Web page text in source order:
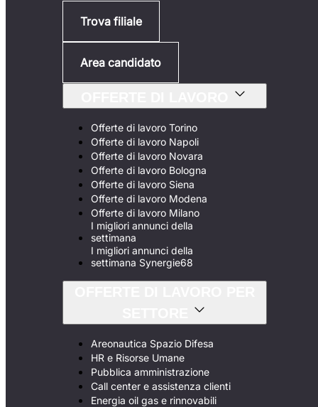
Trova filiale
Area candidato
Offerte di lavoro Torino
Offerte di lavoro Napoli
Offerte di lavoro Novara
Offerte di lavoro Bologna
Offerte di lavoro Siena
Offerte di lavoro Modena
Offerte di lavoro Milano
I migliori annunci della
settimana
I migliori annunci della
settimana Synergie68
Areonautica Spazio Difesa
HR e Risorse Umane
Pubblica amministrazione
Call center e assistenza clienti
Energia oil gas e rinnovabili